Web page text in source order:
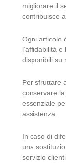
migliorare il
contribuisce
Ogni articolo
l’affidabilità
disponibili su
Per sfruttare
conservare la
essenziale
assistenza.
In caso di
una
servizio